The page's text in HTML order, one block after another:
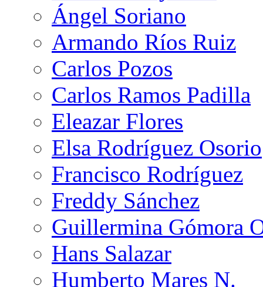
Ángel Soriano
Armando Ríos Ruiz
Carlos Pozos
Carlos Ramos Padilla
Eleazar Flores
Elsa Rodríguez Osorio
Francisco Rodríguez
Freddy Sánchez
Guillermina Gómora
Hans Salazar
Humberto Mares N.